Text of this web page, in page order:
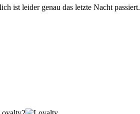
ist leider genau das letzte Nacht passiert.